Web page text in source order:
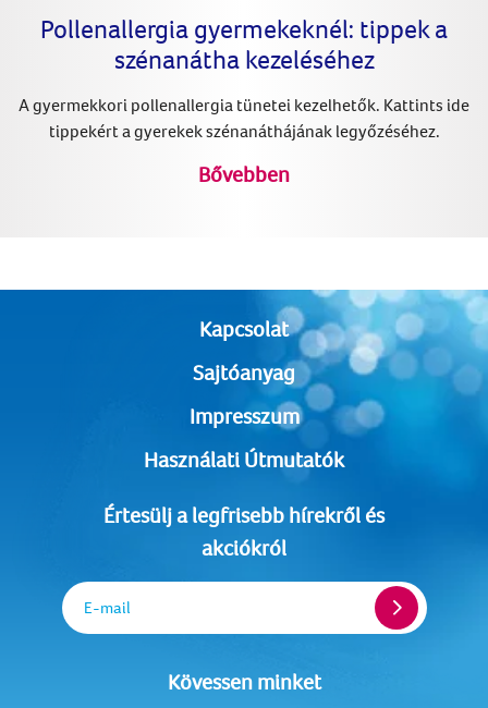
Pollenallergia gyermekeknél: tippek a
szénanátha kezeléséhez
A gyermekkori pollenallergia tünetei kezelhetők. Kattints ide
tippekért a gyerekek szénanáthájának legyőzéséhez.
Bővebben
Kapcsolat
Sajtóanyag
Impresszum
Használati Útmutatók
Értesülj a legfrisebb hírekről és
akciókról
E-mail
Kövessen minket